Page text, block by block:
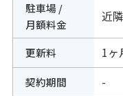
駐車場 /
月額料金
近
更新料 1ヶ
契約期間 -